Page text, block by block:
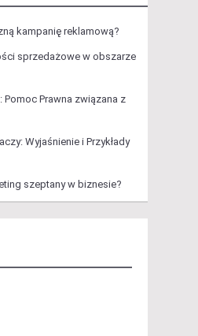
kampanię reklamową?
sprzedażowe w obszarze
Pomoc Prawna związana z
Wyjaśnienie i Przykłady
szeptany w biznesie?